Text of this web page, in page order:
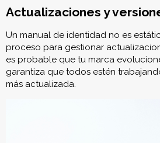
Actualizaciones y
Un manual de identidad no es
proceso para gestionar
es probable que tu marca
garantiza que todos estén
más actualizada.